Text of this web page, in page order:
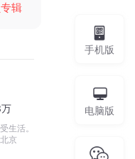
辑
生活。
京
手机版
电脑版